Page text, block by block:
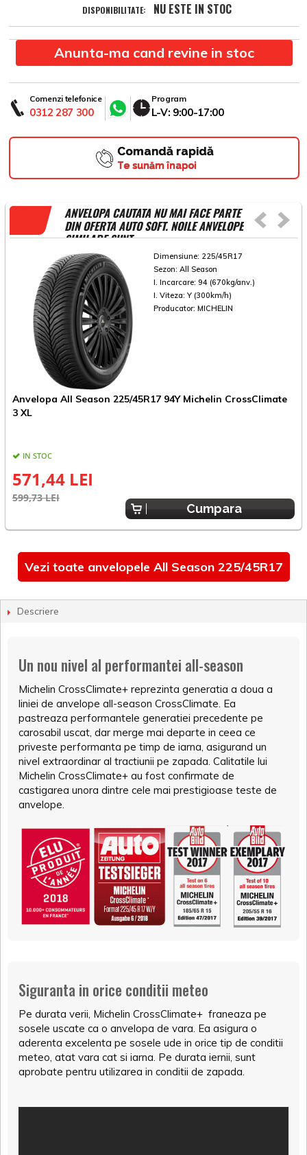
DISPONIBILITATE: NU ESTE IN STOC
Anunta-ma cand revine in stoc
Comenzi telefonice
0312 287 300
Program
L-V: 9:00-17:00
Comandă rapidă
Te sunăm înapoi
ANVELOPA CAUTATA NU MAI FACE PARTE
DIN OFERTA AUTO SOFT. NOILE ANVELOPE
SIMILARE SUNT
Dimensiune: 225/45R17
Sezon: All Season
I. Incarcare: 94 (670kg/anv.)
I. Viteza: Y (300km/h)
Producator: MICHELIN
Anvelopa All Season 225/45R17 94Y Michelin CrossClimate
3 XL
IN STOC
571,44 LEI
599,73 LEI
Cumpara
Vezi toate anvelopele All Season 225/45R17
Descriere
Un nou nivel al performantei all-season
Michelin CrossClimate+ reprezinta generatia a doua a
liniei de anvelope all-season CrossClimate. Ea
pastreaza performantele generatiei precedente pe
carosabil uscat, dar merge mai departe in ceea ce
priveste performanta pe timp de iarna, asigurand un
nivel extraordinar al tractiunii pe zapada. Calitatile lui
Michelin CrossClimate+ au fost confirmate de
castigarea unora dintre cele mai prestigioase teste de
anvelope.
Siguranta in orice conditii meteo
Pe durata verii, Michelin CrossClimate+ franeaza pe
sosele uscate ca o anvelopa de vara. Ea asigura o
aderenta excelenta pe sosele ude in orice tip de conditii
meteo, atat vara cat si iarna. Pe durata iernii, sunt
aprobate pentru utilizarea in conditii de zapada.